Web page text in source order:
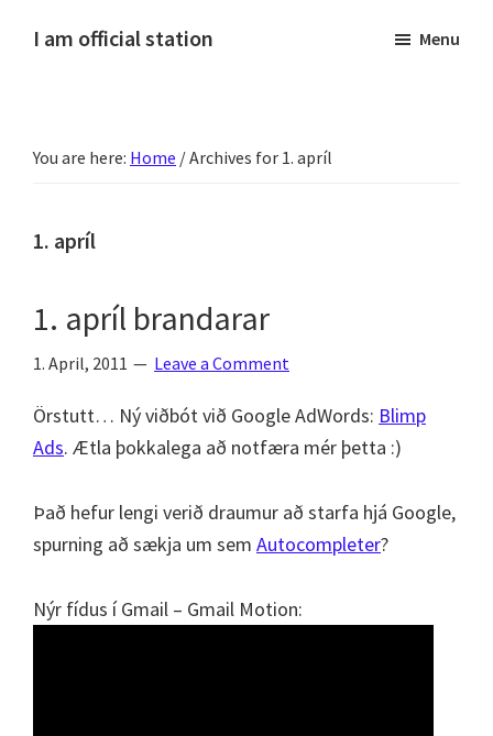
I am official station
fréttir
Hannesi
og
skemmtilegt
:)
Menu
You are here: Home /Archives for 1. apríl
1. apríl
1. apríl brandarar
1. April, 2011 Leave a Comment
Örstutt… Ný viðbót við Google AdWords: Blimp
Ads. Ætla þokkalega að notfæra mér þetta :)
Það hefur lengi verið draumur að starfa hjá Google,
spurning að sækja um sem Autocompleter?
Nýr fídus í Gmail – Gmail Motion: